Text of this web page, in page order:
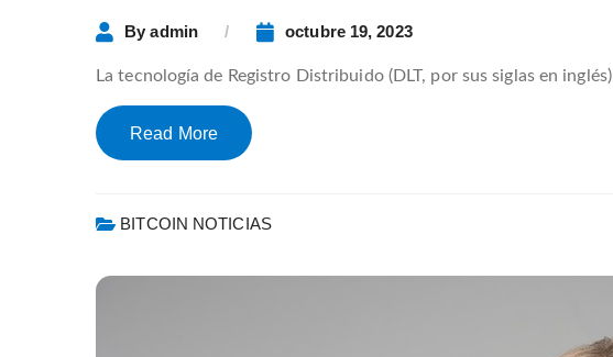
Byadmin octubre 19, 2023
La tecnología de Registro Distribuido (DLT, por sus siglas en
Read More
BITCOIN NOTICIAS